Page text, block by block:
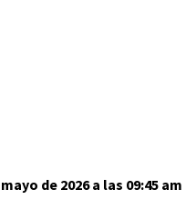
de 2026 a las 09:45 am